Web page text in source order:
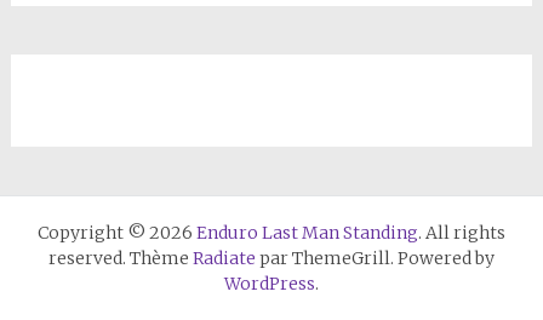
Copyright © 2026 Enduro Last Man Standing. All rights
reserved. Thème Radiate par ThemeGrill. Powered by
WordPress.